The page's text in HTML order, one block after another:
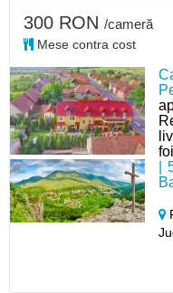
|
300 RON /cameră
Mese contra cost